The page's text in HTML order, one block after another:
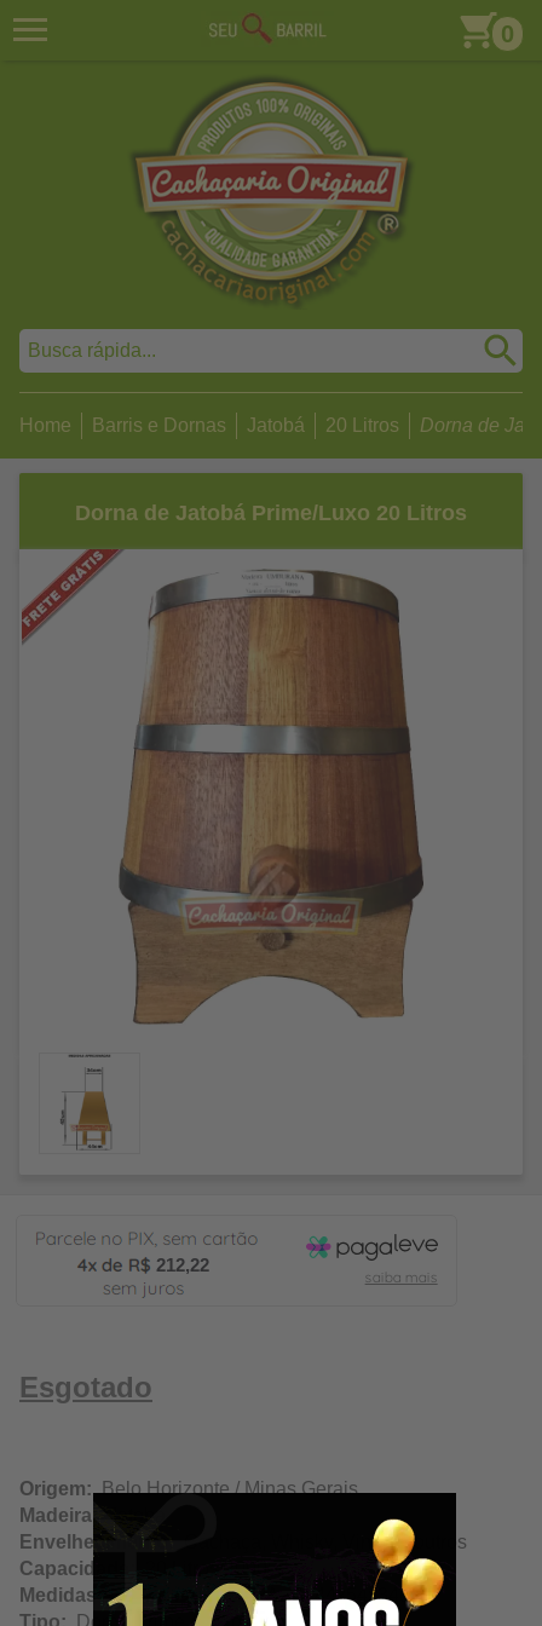
0
Home Barris e Dornas Jatobá 20 Litros Dorna de
Dorna de Jatobá Prime/Luxo 20 Litros
212,22
Esgotado
Origem:Belo Horizonte / Minas Gerais
Madeira:
Envelhecimento: Cachaça, Whisky, Vinho e outros
Capacidade:
Medidas Aproximadas:(LxAxC) 44x54x34cm